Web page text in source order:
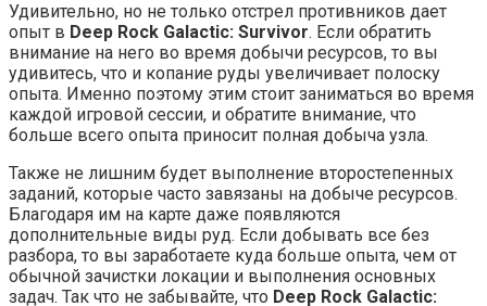
Удивительно, но не только отстрел противников дает
опыт в Deep Rock Galactic: Survivor. Если обратить
внимание на него во время добычи ресурсов, то вы
удивитесь, что и копание руды увеличивает полоску
опыта. Именно поэтому этим стоит заниматься во время
каждой игровой сессии, и обратите внимание, что
больше всего опыта приносит полная добыча узла.
Также не лишним будет выполнение второстепенных
заданий, которые часто завязаны на добыче ресурсов.
Благодаря им на карте даже появляются
дополнительные виды руд. Если добывать все без
разбора, то вы заработаете куда больше опыта, чем от
обычной зачистки локации и выполнения основных
задач. Так что не забывайте, что Deep Rock Galactic: